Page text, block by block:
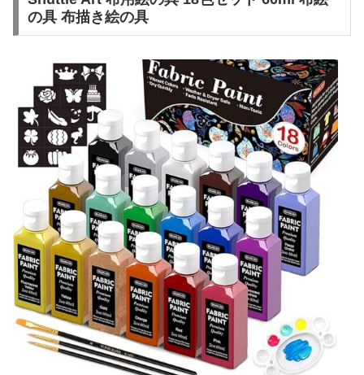
の具 布描き絵の具